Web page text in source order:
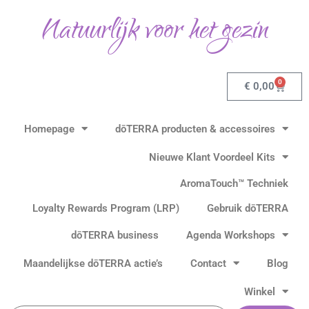
Natuurlijk voor het gezin
€ 0,00 0
Homepage dōTERRA producten & accessoires
Nieuwe Klant Voordeel Kits
AromaTouch™ Techniek
Loyalty Rewards Program (LRP)
Gebruik dōTERRA
dōTERRA business Agenda Workshops
Maandelijkse dōTERRA actie’s Contact Blog
Winkel